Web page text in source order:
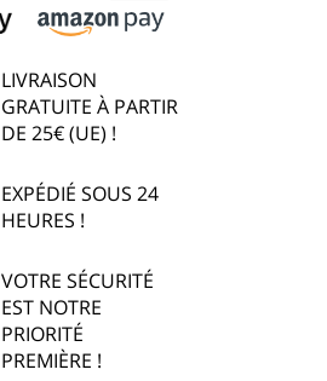
LIVRAISON
GRATUITE À PARTIR
DE 25€ (UE) !
EXPÉDIÉ SOUS 24
HEURES !
VOTRE SÉCURITÉ
EST NOTRE
PRIORITÉ
PREMIÈRE !